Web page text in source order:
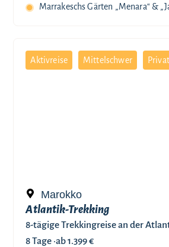
Marrakeschs Gärten „Menara“ &
Aktivreise Mittelschwer
Marokko
Atlantik-Trekking
8-tägige Trekkingreise an der
8 Tage ·ab 1.399 €